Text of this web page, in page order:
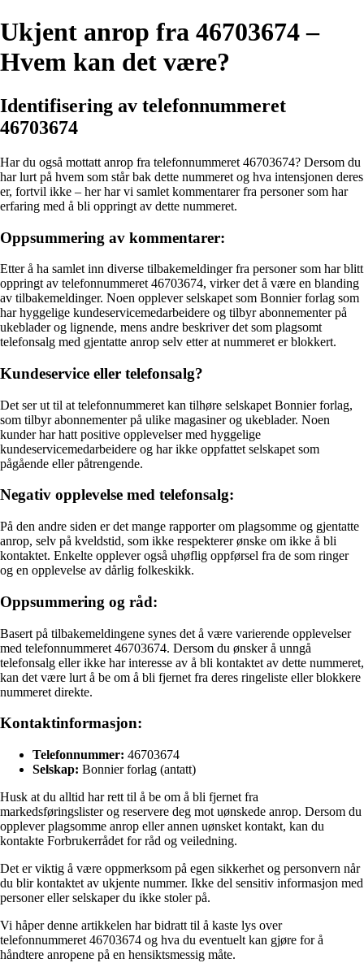
Ukjent anrop fra 46703674 –
Hvem kan det være?
Identifisering av telefonnummeret
46703674
Har du også mottatt anrop fra telefonnummeret 46703674? Dersom du
har lurt på hvem som står bak dette nummeret og hva intensjonen deres
er, fortvil ikke – her har vi samlet kommentarer fra personer som har
erfaring med å bli oppringt av dette nummeret.
Oppsummering av kommentarer:
Etter å ha samlet inn diverse tilbakemeldinger fra personer som har blitt
oppringt av telefonnummeret 46703674, virker det å være en blanding
av tilbakemeldinger. Noen opplever selskapet som Bonnier forlag som
har hyggelige kundeservicemedarbeidere og tilbyr abonnementer på
ukeblader og lignende, mens andre beskriver det som plagsomt
telefonsalg med gjentatte anrop selv etter at nummeret er blokkert.
Kundeservice eller telefonsalg?
Det ser ut til at telefonnummeret kan tilhøre selskapet Bonnier forlag,
som tilbyr abonnementer på ulike magasiner og ukeblader. Noen
kunder har hatt positive opplevelser med hyggelige
kundeservicemedarbeidere og har ikke oppfattet selskapet som
pågående eller påtrengende.
Negativ opplevelse med telefonsalg:
På den andre siden er det mange rapporter om plagsomme og gjentatte
anrop, selv på kveldstid, som ikke respekterer ønske om ikke å bli
kontaktet. Enkelte opplever også uhøflig oppførsel fra de som ringer
og en opplevelse av dårlig folkeskikk.
Oppsummering og råd:
Basert på tilbakemeldingene synes det å være varierende opplevelser
med telefonnummeret 46703674. Dersom du ønsker å unngå
telefonsalg eller ikke har interesse av å bli kontaktet av dette nummeret,
kan det være lurt å be om å bli fjernet fra deres ringeliste eller blokkere
nummeret direkte.
Kontaktinformasjon:
Telefonnummer: 46703674
Selskap: Bonnier forlag (antatt)
Husk at du alltid har rett til å be om å bli fjernet fra
markedsføringslister og reservere deg mot uønskede anrop. Dersom du
opplever plagsomme anrop eller annen uønsket kontakt, kan du
kontakte Forbrukerrådet for råd og veiledning.
Det er viktig å være oppmerksom på egen sikkerhet og personvern når
du blir kontaktet av ukjente nummer. Ikke del sensitiv informasjon med
personer eller selskaper du ikke stoler på.
Vi håper denne artikkelen har bidratt til å kaste lys over
telefonnummeret 46703674 og hva du eventuelt kan gjøre for å
håndtere anropene på en hensiktsmessig måte.